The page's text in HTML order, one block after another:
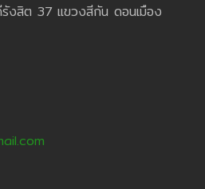
งสิต 37 แขวงสีกัน ดอนเมือง